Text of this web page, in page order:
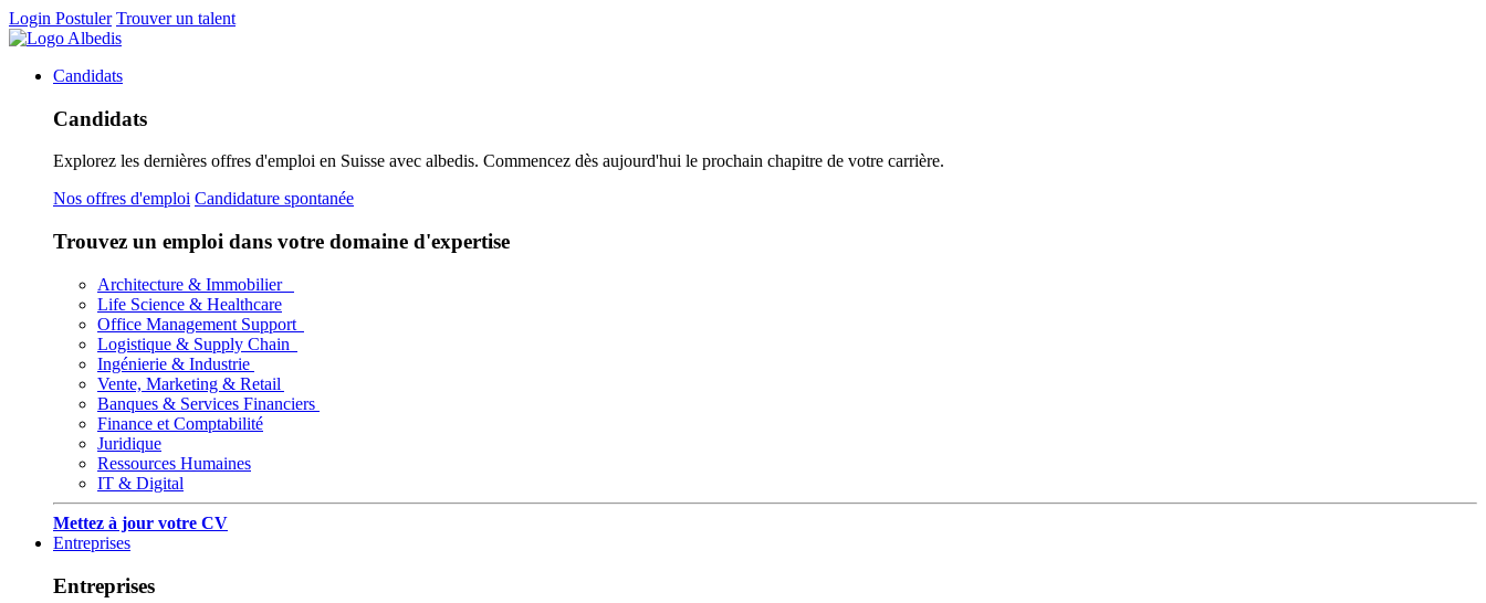
Login Postuler Trouver un talent
Candidats
Candidats
Explorez les dernières offres d'emploi en Suisse avec albedis. Commencez dès aujourd'hui le prochain chapitre de votre carrière.
Nos offres d'emploi Candidature spontanée
Trouvez un emploi dans votre domaine d'expertise
Architecture & Immobilier
Life Science & Healthcare
Office Management Support
Logistique & Supply Chain
Ingénierie & Industrie
Vente, Marketing & Retail
Banques & Services Financiers
Finance et Comptabilité
Juridique
Ressources Humaines
IT & Digital
Mettez à jour votre CV
Entreprises
Entreprises